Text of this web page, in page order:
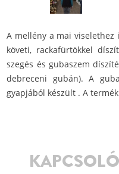
A mellény a mai viselethez
követi, rackafürtökkel
szegés és gubaszem
debreceni gubán). A
gyapjából készült . A